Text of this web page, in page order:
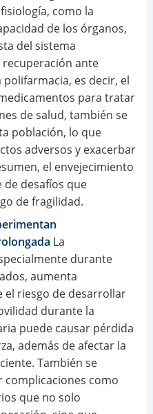
como la
de los órganos,
del sistema
ante
polifarmacia, es decir, el
para tratar
de salud, también se
población, lo que
adversos y exacerbar
el envejecimiento
de desafíos que
de fragilidad.
La
durante
aumenta
el riesgo de desarrollar
durante la
puede causar pérdida
además de afectar la
También se
complicaciones como
que no solo